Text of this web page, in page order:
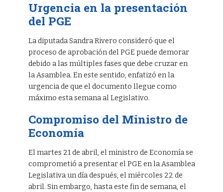
Urgencia en la presentación
del PGE
La diputada Sandra Rivero consideró que el
proceso de aprobación del PGE puede demorar
debido a las múltiples fases que debe cruzar en
la Asamblea. En este sentido, enfatizó en la
urgencia de que el documento llegue como
máximo esta semana al Legislativo.
Compromiso del Ministro de
Economía
El martes 21 de abril, el ministro de Economía se
comprometió a presentar el PGE en la Asamblea
Legislativa un día después, el miércoles 22 de
abril. Sin embargo, hasta este fin de semana, el